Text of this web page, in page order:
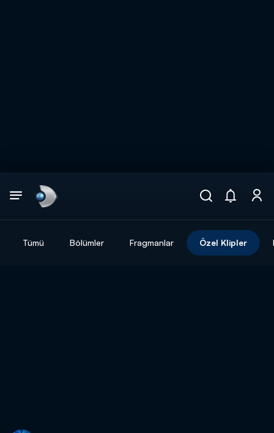
Tümü Bölümler Fragmanlar Özel Klipler